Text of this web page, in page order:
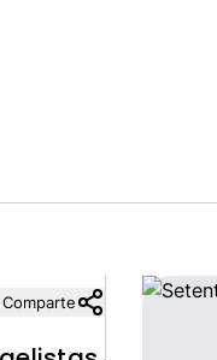
Comparte